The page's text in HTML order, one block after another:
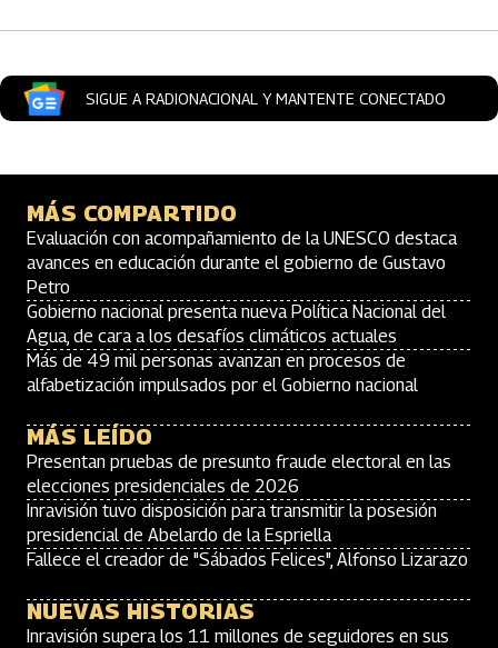
SIGUE A RADIONACIONAL Y MANTENTE CONECTADO
MÁS COMPARTIDO
Evaluación con acompañamiento de la UNESCO destaca
avances en educación durante el gobierno de Gustavo
Petro
Gobierno nacional presenta nueva Política Nacional del
Agua, de cara a los desafíos climáticos actuales
Más de 49 mil personas avanzan en procesos de
alfabetización impulsados por el Gobierno nacional
MÁS LEÍDO
Presentan pruebas de presunto fraude electoral en las
elecciones presidenciales de 2026
Inravisión tuvo disposición para transmitir la posesión
presidencial de Abelardo de la Espriella
Fallece el creador de "Sábados Felices", Alfonso Lizarazo
NUEVAS HISTORIAS
Inravisión supera los 11 millones de seguidores en sus